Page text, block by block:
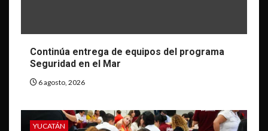
Continúa entrega de equipos del programa
Seguridad en el Mar
6 agosto, 2026
YUCATÁN